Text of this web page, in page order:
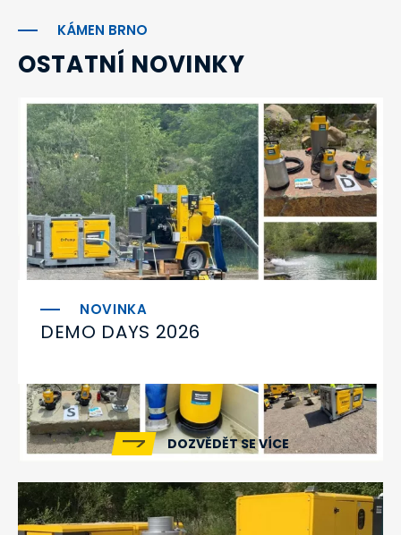
KÁMEN BRNO
OSTATNÍ NOVINKY
DEMO DAYS 2026
DOZVĚDĚT SE VÍCE